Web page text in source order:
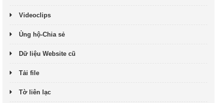
Videoclips
Ủng hộ-Chia sẻ
Dữ liệu Website cũ
Tải file
Tờ liên lạc